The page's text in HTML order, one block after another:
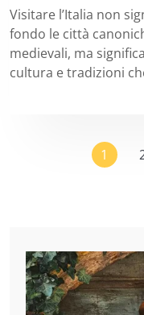
Visitare l’Italia non
fondo le città
medievali, ma
cultura e tradizioni
1